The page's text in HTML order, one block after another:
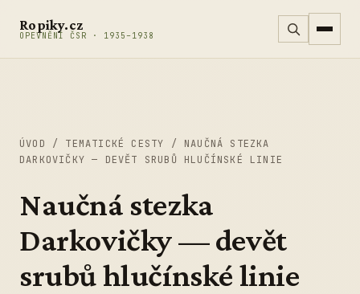
Ropiky.cz
OPEVNĚNÍ ČSR · 1935–1938
ÚVOD / TEMATICKÉ CESTY / NAUČNÁ STEZKA
DARKOVIČKY — DEVĚT SRUBŮ HLUČÍNSKÉ LINIE
Naučná stezka
Darkovičky — devět
srubů hlučínské linie